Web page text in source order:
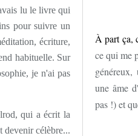
lu le livre qui
pour suivre un
écriture,
habituelle. Sur
je n'ai pas
qui a écrit la
devenir célèbre...
À part ça,
ce qui me
une âme
pas !) et